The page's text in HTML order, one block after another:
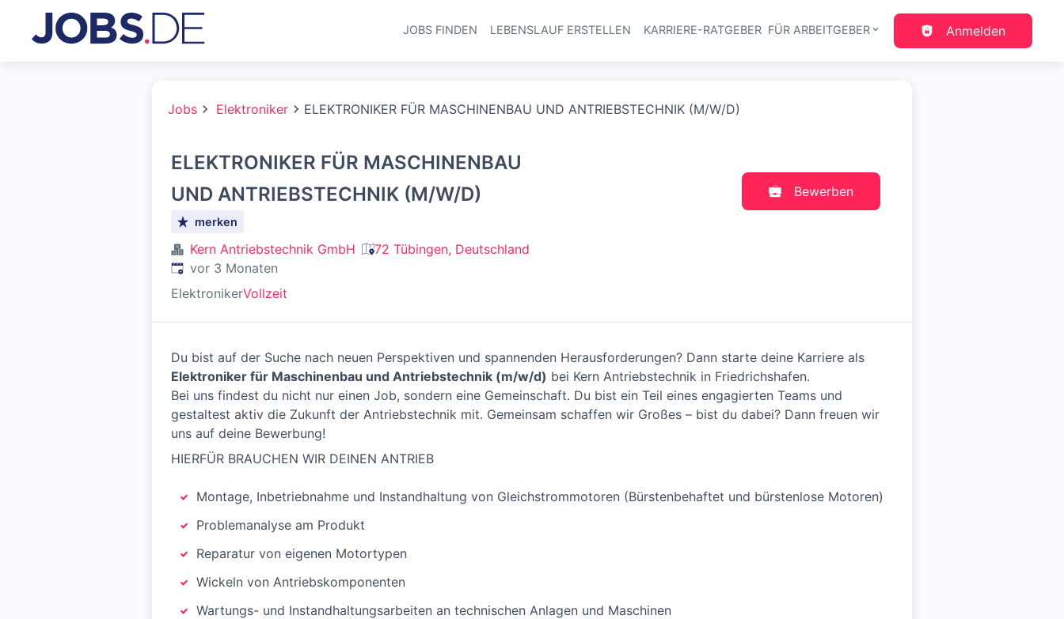
Haupt-Navigation
JOBS FINDEN LEBENSLAUF ERSTELLEN KARRIERE-RATGEBER FÜR ARBEITGEBER Anmelden
Jobs Elektroniker ELEKTRONIKER FÜR MASCHINENBAU UND ANTRIEBSTECHNIK (M/W/D)
ELEKTRONIKER FÜR MASCHINENBAU
UND ANTRIEBSTECHNIK (M/W/D)
merken
Kern Antriebstechnik GmbH
72 Tübingen, Deutschland
Veröffentlicht:
vor 3 Monaten
ElektronikerVollzeit
Bewerben
Du bist auf der Suche nach neuen Perspektiven und spannenden Herausforderungen? Dann starte deine Karriere als
Elektroniker für Maschinenbau und Antriebstechnik (m/w/d) bei Kern Antriebstechnik in Friedrichshafen.
Bei uns findest du nicht nur einen Job, sondern eine Gemeinschaft. Du bist ein Teil eines engagierten Teams und
gestaltest aktiv die Zukunft der Antriebstechnik mit. Gemeinsam schaffen wir Großes – bist du dabei? Dann freuen wir
uns auf deine Bewerbung!
HIERFÜR BRAUCHEN WIR DEINEN ANTRIEB
Montage, Inbetriebnahme und Instandhaltung von Gleichstrommotoren (Bürstenbehaftet und bürstenlose Motoren)
Problemanalyse am Produkt
Reparatur von eigenen Motortypen
Wickeln von Antriebskomponenten
Wartungs- und Instandhaltungsarbeiten an technischen Anlagen und Maschinen